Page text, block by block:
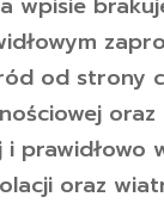
od strony
oraz
prawidłowo
oraz